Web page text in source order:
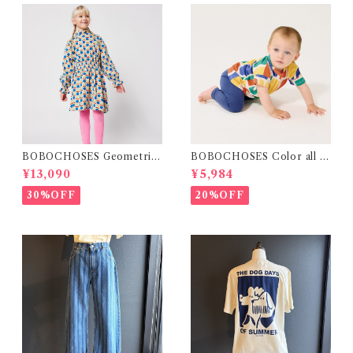
BOBOCHOSES Geometric
Scacs all over dress / 4-8Y
¥13,090
30%OFF
BOBOCHOSES Color all o
ver T-shirt / 12・24m
¥5,984
20%OFF